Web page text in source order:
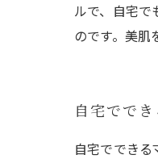
ルで、自宅で
のです。美肌
自宅でで
自宅ででき